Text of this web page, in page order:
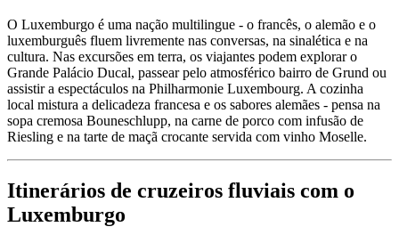
O Luxemburgo é uma nação multilingue - o francês, o alemão e o
luxemburguês fluem livremente nas conversas, na sinalética e na
cultura. Nas excursões em terra, os viajantes podem explorar o
Grande Palácio Ducal, passear pelo atmosférico bairro de Grund ou
assistir a espectáculos na Philharmonie Luxembourg. A cozinha
local mistura a delicadeza francesa e os sabores alemães - pensa na
sopa cremosa Bouneschlupp, na carne de porco com infusão de
Riesling e na tarte de maçã crocante servida com vinho Moselle.
Itinerários de cruzeiros fluviais com o
Luxemburgo